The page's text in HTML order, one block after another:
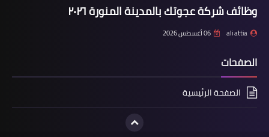
وظائف شركة عجوتك بالمدينة المنورة ٢٠٢٦
ali attia 06 أغسطس 2026
الصفحات
الصفحة الرئيسية